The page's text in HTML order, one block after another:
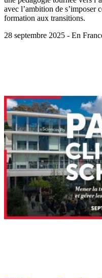
avec l’ambition de s’imposer
formation aux transitions.
28 septembre 2025 - En